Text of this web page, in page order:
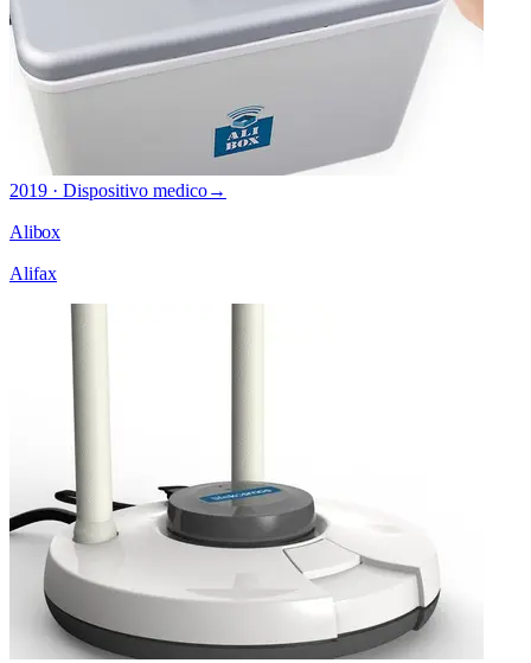
2019 · Dispositivo medico→
Alibox
Alifax